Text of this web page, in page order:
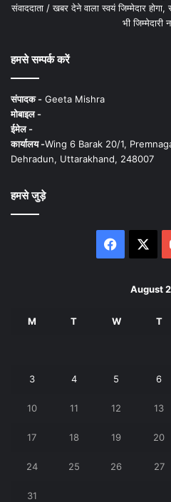
संवाददाता / खबर देने वाला स्वयं जिम्मेदार
भी जिम्मेदारी
हमसे सम्पर्क करें
संपादक - Geeta Mishra
मोबाइल -
ईमेल -
कार्यालय -Wing 6 Barak 20/1,
Dehradun, Uttarakhand, 248007
हमसे जुड़े
August
M T W T
3 4 5 6
10 11 12 13
17 18 19 20
24 25 26 27
31